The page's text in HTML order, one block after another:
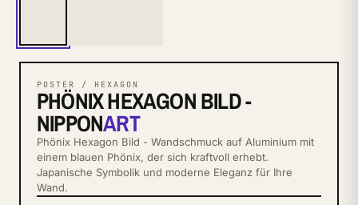
POSTER / HEXAGON
PHÖNIX HEXAGON BILD -
NIPPONART
Phönix Hexagon Bild - Wandschmuck auf Aluminium mit
einem blauen Phönix, der sich kraftvoll erhebt.
Japanische Symbolik und moderne Eleganz für Ihre
Wand.